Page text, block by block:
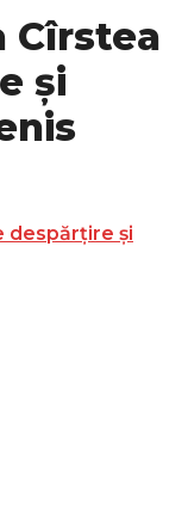
Cîrstea
și